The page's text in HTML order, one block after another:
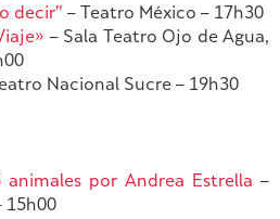
decir” – Teatro México – 17h30
– Sala Teatro Ojo de Agua,
Nacional Sucre – 19h30
por Andrea Estrella –
15h00